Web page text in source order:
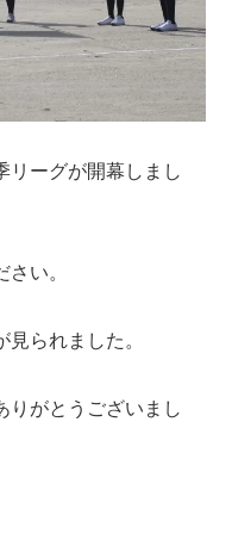
リーグが開幕しまし
さい。
られました。
りがとうございまし